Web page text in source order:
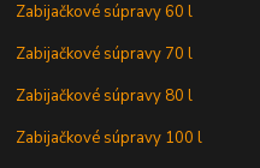
Zabijačkové súpravy 60 l
Zabijačkové súpravy 70 l
Zabijačkové súpravy 80 l
Zabijačkové súpravy 100 l